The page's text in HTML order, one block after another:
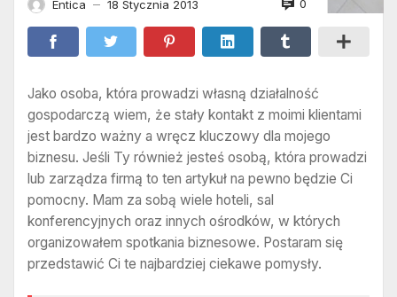
Entica — 18 Stycznia 2013 0
Jako osoba, która prowadzi własną działalność
gospodarczą wiem, że stały kontakt z moimi klientami
jest bardzo ważny a wręcz kluczowy dla mojego
biznesu. Jeśli Ty również jesteś osobą, która prowadzi
lub zarządza firmą to ten artykuł na pewno będzie Ci
pomocny. Mam za sobą wiele hoteli, sal
konferencyjnych oraz innych ośrodków, w których
organizowałem spotkania biznesowe. Postaram się
przedstawić Ci te najbardziej ciekawe pomysły.